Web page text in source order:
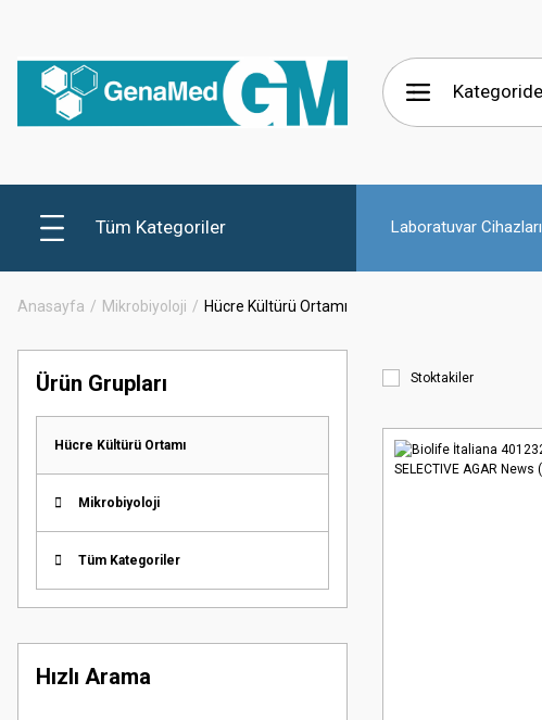
Tüm Kategoriler Laboratuvar Cihazları
Anasayfa Mikrobiyoloji Hücre Kültürü Ortamı
Ürün Grupları
Hücre Kültürü Ortamı
Mikrobiyoloji
Tüm Kategoriler
Hızlı Arama
Stoktakiler